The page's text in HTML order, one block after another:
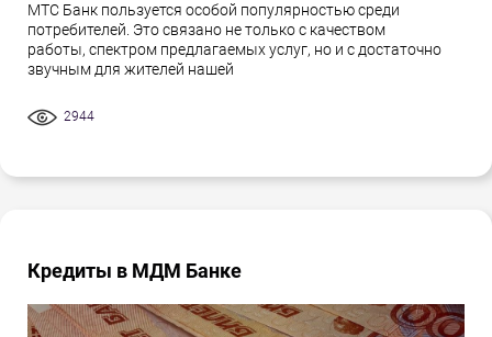
МТС Банк пользуется особой популярностью среди
потребителей. Это связано не только с качеством
работы, спектром предлагаемых услуг, но и с достаточно
звучным для жителей нашей
2944
Кредиты в МДМ Банке